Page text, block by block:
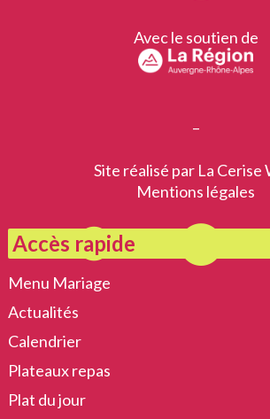
Avec le soutien de
–
Site réalisé par La Cerise
Mentions légales
Accès rapide
Menu Mariage
Actualités
Calendrier
Plateaux repas
Plat du jour